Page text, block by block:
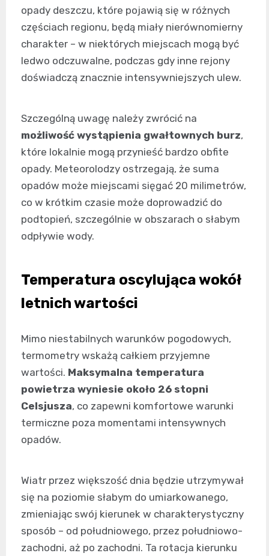
opady deszczu, które pojawią się w różnych
częściach regionu, będą miały nierównomierny
charakter – w niektórych miejscach mogą być
ledwo odczuwalne, podczas gdy inne rejony
doświadczą znacznie intensywniejszych ulew.
Szczególną uwagę należy zwrócić na
możliwość wystąpienia gwałtownych burz,
które lokalnie mogą przynieść bardzo obfite
opady. Meteorolodzy ostrzegają, że suma
opadów może miejscami sięgać 20 milimetrów,
co w krótkim czasie może doprowadzić do
podtopień, szczególnie w obszarach o słabym
odpływie wody.
Temperatura oscylująca wokół
letnich wartości
Mimo niestabilnych warunków pogodowych,
termometry wskażą całkiem przyjemne
wartości. Maksymalna temperatura
powietrza wyniesie około 26 stopni
Celsjusza, co zapewni komfortowe warunki
termiczne poza momentami intensywnych
opadów.
Wiatr przez większość dnia będzie utrzymywał
się na poziomie słabym do umiarkowanego,
zmieniając swój kierunek w charakterystyczny
sposób – od południowego, przez południowo-
zachodni, aż po zachodni. Ta rotacja kierunku